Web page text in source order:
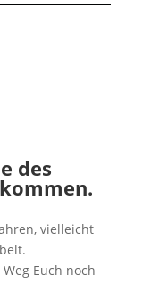
des
vielleicht
Euch noch